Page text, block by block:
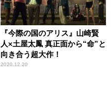
『今際の国のアリス』山崎賢
人×土屋太鳳 真正面から“命”と
向き合う超大作！
2020.12.20